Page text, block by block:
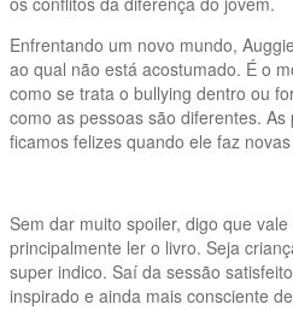
Enfrentando um novo mundo,
ao qual não está acostumado. É o
como se trata o bullying dentro ou
como as pessoas são diferentes.
ficamos felizes quando ele faz
Sem dar muito spoiler, digo que
principalmente ler o livro. Seja
super indico. Saí da sessão
inspirado e ainda mais consciente